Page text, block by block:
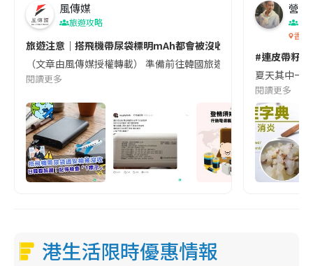
風傳媒
旅遊攻略
旅遊注意｜搭飛機帶尿袋標明mAh都會被沒收😱出發前切記檢查
（文章由風傳媒授權轉載） 準備前往韓國旅遊的民眾，近期要
閱讀更多
營養
香港
#連皮帶籽
夏天其中一
閱讀更多
港生活限時優惠情報